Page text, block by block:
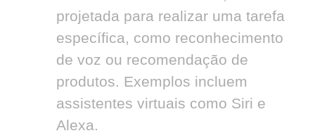
projetada para realizar uma tarefa
específica, como reconhecimento
de voz ou recomendação de
produtos. Exemplos incluem
assistentes virtuais como Siri e
Alexa.